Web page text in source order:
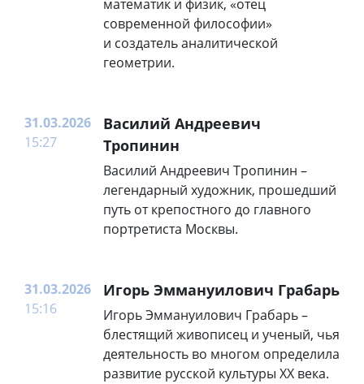
математик и физик, «отец
современной философии»
и создатель аналитической
геометрии.
31.03.2026
15:27
Василий Андреевич
Тропинин
Василий Андреевич Тропинин –
легендарный художник, прошедший
путь от крепостного до главного
портретиста Москвы.
31.03.2026
15:16
Игорь Эммануилович Грабарь
Игорь Эммануилович Грабарь –
блестящий живописец и ученый, чья
деятельность во многом определила
развитие русской культуры XX века.